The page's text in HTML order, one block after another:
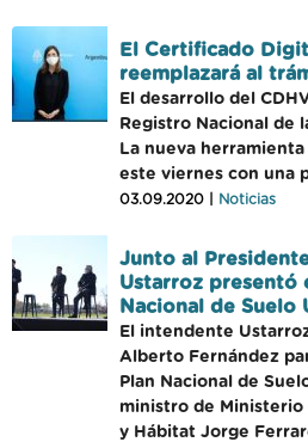
El Certificado
reemplazará al
El desarrollo del
Registro Nacional de
La nueva
este viernes con una
03.09.2020 | Noticias
Junto al
Ustarroz presentó
Nacional de Suelo
El intendente
Alberto Fernández
Plan Nacional de
ministro de
y Hábitat Jorge